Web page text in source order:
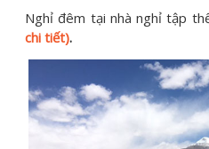
Nghỉ đêm tại nhà nghỉ tập
chi tiết).